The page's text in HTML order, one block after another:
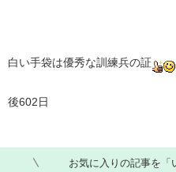
白い手袋は優秀な訓練兵の証
後602日
お気に入りの記事を「